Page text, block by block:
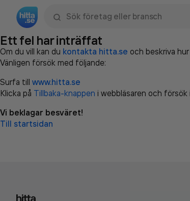
Ett fel har inträffat
Om du vill kan du kontakta hitta.se och beskriva
Vänligen försök med följande:
Surfa till www.hitta.se
Klicka på Tillbaka-knappen i webbläsaren och försök
Vi beklagar besväret!
Till startsidan